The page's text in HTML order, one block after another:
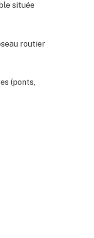
située
routier
(ponts,